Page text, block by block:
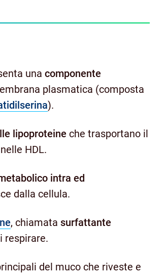
una componente
plasmatica (composta
).
lipoproteine che trasportano il
HDL.
intra ed
dalla cellula.
, chiamata surfattante
respirare.
del muco che riveste e